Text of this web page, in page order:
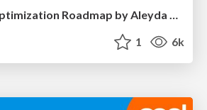
The AI Search Optimization Roadmap by Aleyda Solis
1 6k